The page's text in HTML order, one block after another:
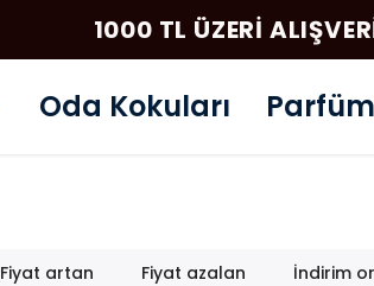
1000 TL ÜZERI
Oda Kokuları
Fiyat artan Fiyat azalan İndirim